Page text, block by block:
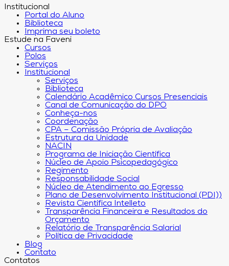
Institucional
Portal do Aluno
Biblioteca
Imprima seu boleto
Estude na Faveni
Cursos
Polos
Serviços
Institucional
Serviços
Biblioteca
Calendário Acadêmico Cursos Presenciais
Canal de Comunicação do DPO
Conheça-nos
Coordenação
CPA – Comissão Própria de Avaliação
Estrutura da Unidade
NACIN
Programa de Iniciação Científica
Núcleo de Apoio Psicopedagógico
Regimento
Responsabilidade Social
Núcleo de Atendimento ao Egresso
Plano de Desenvolvimento Institucional (PDI))
Revista Científica Intelleto
Transparência Financeira e Resultados do
Orçamento
Relatório de Transparência Salarial
Política de Privacidade
Blog
Contato
Contatos